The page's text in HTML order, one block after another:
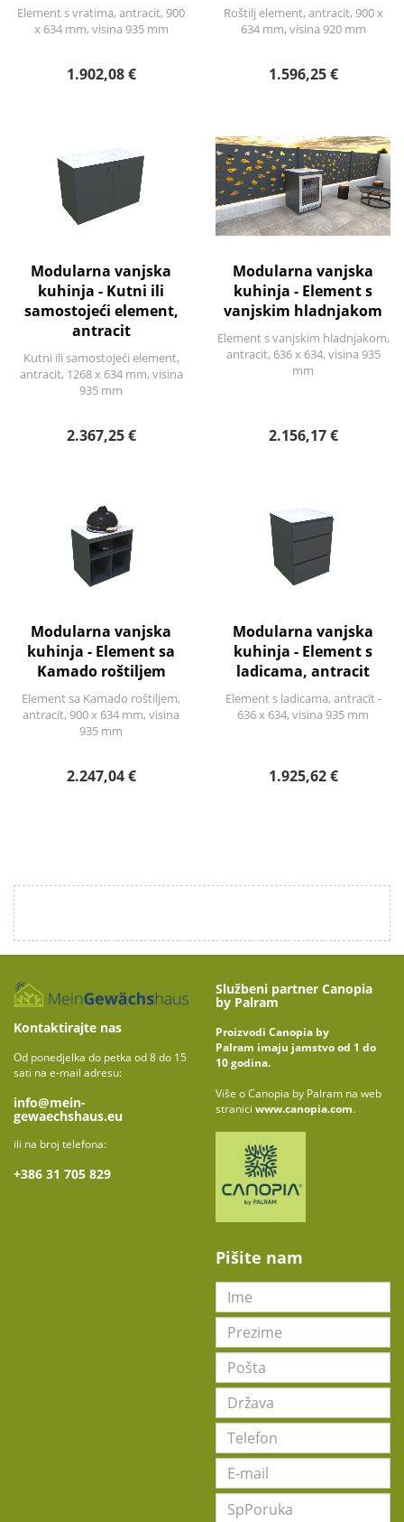
Element s vratima, antracit, 900
x 634 mm, visina 935 mm
1.902,08 €
Roštilj element, antracit, 900 x
634 mm, visina 920 mm
1.596,25 €
Modularna vanjska
kuhinja - Kutni ili
samostojeći element,
antracit
Kutni ili samostojeći element,
antracit, 1268 x 634 mm, visina
935 mm
2.367,25 €
Modularna vanjska
kuhinja - Element s
vanjskim hladnjakom
Element s vanjskim hladnjakom,
antracit, 636 x 634, visina 935
mm
2.156,17 €
Modularna vanjska
kuhinja - Element sa
Kamado roštiljem
Element sa Kamado roštiljem,
antracit, 900 x 634 mm, visina
935 mm
2.247,04 €
Modularna vanjska
kuhinja - Element s
ladicama, antracit
Element s ladicama, antracit -
636 x 634, visina 935 mm
1.925,62 €
Kontaktirajte nas
Od ponedjelka do petka od 8 do 15
sati na e-mail adresu:
info@mein-
gewaechshaus.eu
ili na broj telefona:
+386 31 705 829
Službeni partner Canopia
by Palram
Proizvodi Canopia by
Palram imaju jamstvo od 1 do
10 godina.
Više o Canopia by Palram na web
stranici www.canopia.com.
Pišite nam